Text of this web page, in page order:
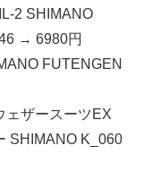
2 SHIMANO
→ 6980円
FUTENGEN
ェザースーツEX
SHIMANO K_060